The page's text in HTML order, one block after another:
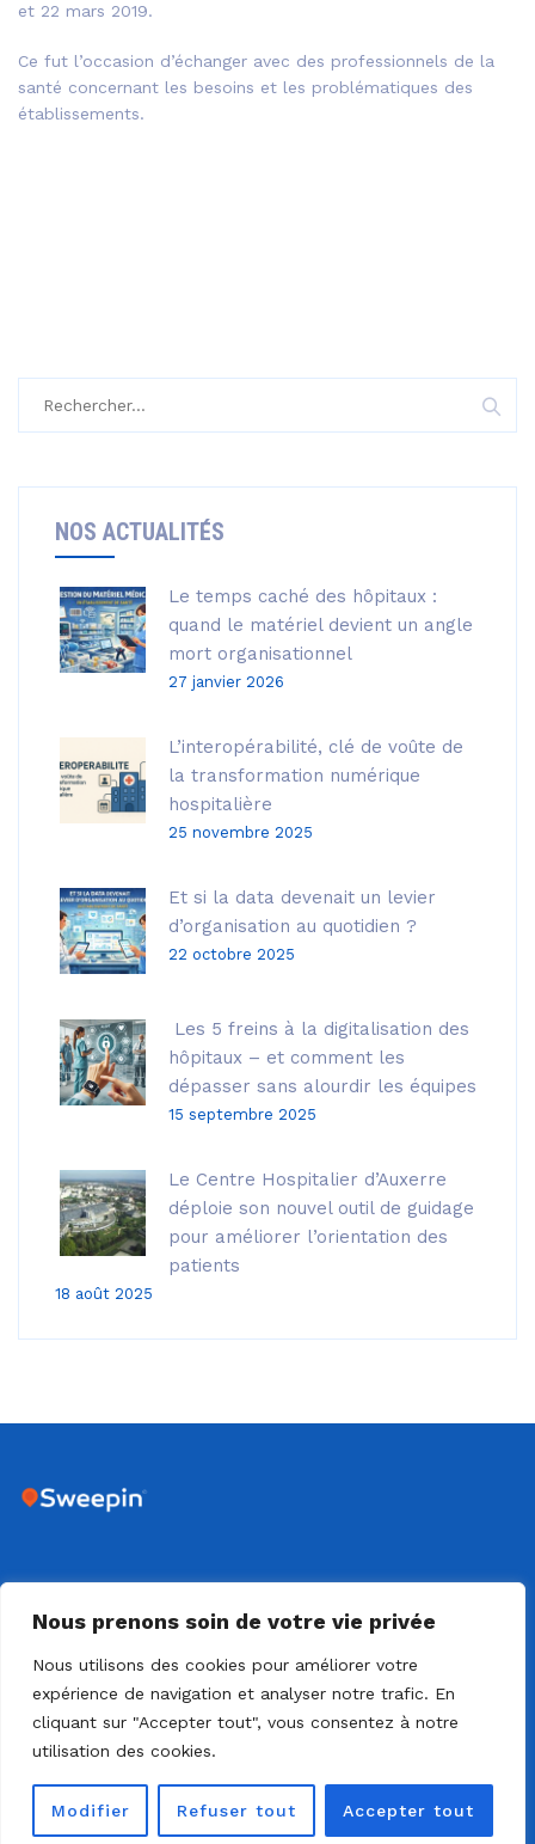
Nous prenons soin de votre vie privée
Nous utilisons des cookies pour améliorer votre
expérience de navigation et analyser notre trafic. En
cliquant sur "Accepter tout", vous consentez à notre
utilisation des cookies.
Modifier Refuser tout Accepter tout
et 22 mars 2019.
Ce fut l’occasion d’échanger avec des professionnels de la
santé concernant les besoins et les problématiques des
établissements.
NOS ACTUALITÉS
Le temps caché des hôpitaux :
quand le matériel devient un angle
mort organisationnel
27 janvier 2026
L’interopérabilité, clé de voûte de
la transformation numérique
hospitalière
25 novembre 2025
Et si la data devenait un levier
d’organisation au quotidien ?
22 octobre 2025
Les 5 freins à la digitalisation des
hôpitaux – et comment les
dépasser sans alourdir les équipes
15 septembre 2025
Le Centre Hospitalier d’Auxerre
déploie son nouvel outil de guidage
pour améliorer l’orientation des
patients
18 août 2025
© 2022 - Solo Agilis - Sweepin - Tous droits réservés -